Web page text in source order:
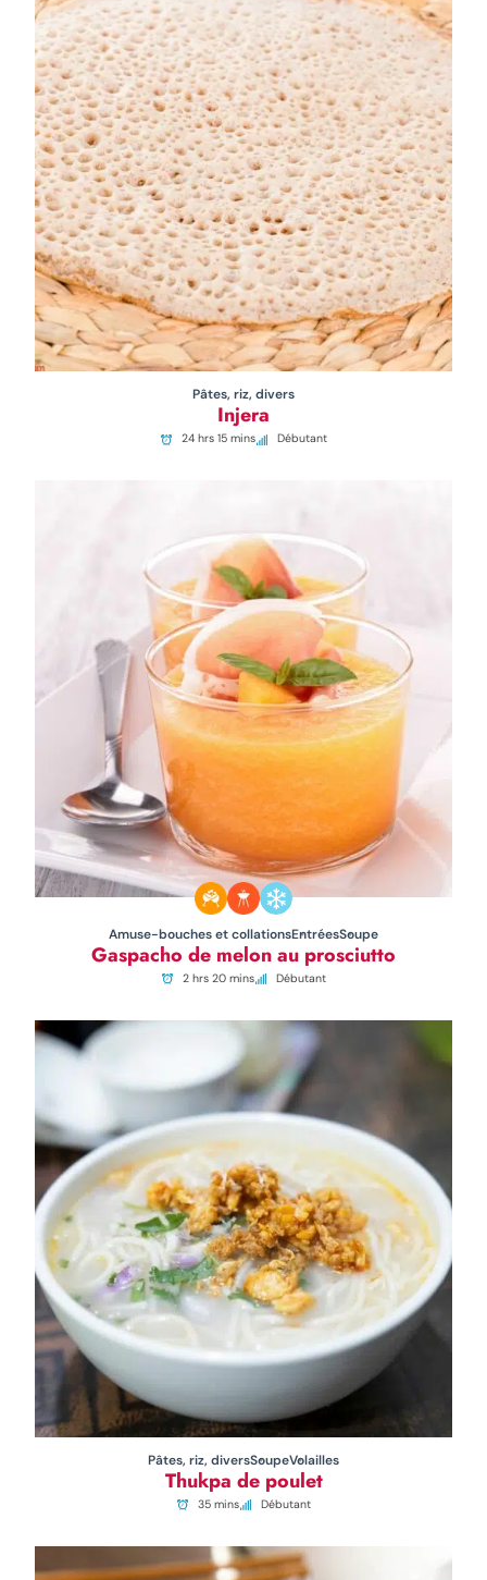
Pâtes, riz, divers
Injera
24 hrs 15 mins Débutant
Amuse-bouches et collationsEntréesSoupe
Gaspacho de melon au prosciutto
2 hrs 20 mins Débutant
Pâtes, riz, diversSoupeVolailles
Thukpa de poulet
35 mins Débutant